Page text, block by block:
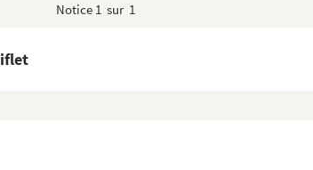
Notice 1 sur 1
Jacques et Jules Chiflet
de probationibus »